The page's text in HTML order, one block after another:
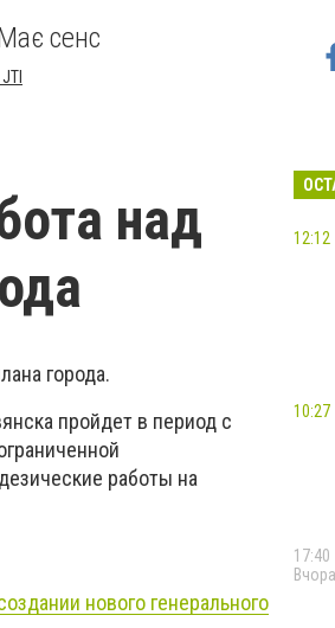
сенс
над
города.
пройдет в период с
работы на
нового генерального
12:12
10:27
17:40
Вчора